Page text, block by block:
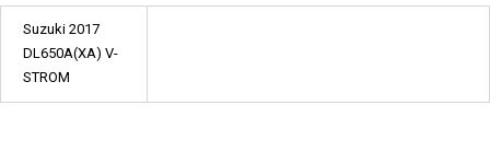
Suzuki 2017
DL650A(XA) V-
STROM